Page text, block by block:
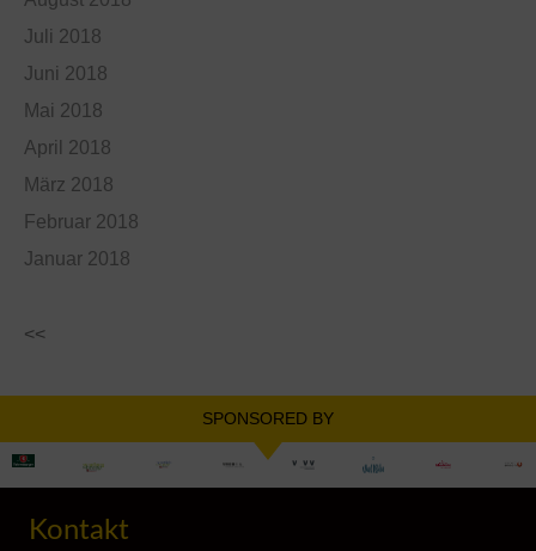
Juli 2018
Juni 2018
Mai 2018
April 2018
März 2018
Februar 2018
Januar 2018
<<
SPONSORED BY
Kontakt